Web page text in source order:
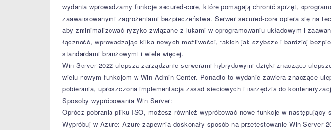
wydania wprowadzamy funkcje secured-core, które pomagają chronić sprzęt,
zaawansowanymi zagrożeniami bezpieczeństwa. Serwer secured-core opiera się na
aby zminimalizować ryzyko związane z lukami w oprogramowaniu układowym i
łączność, wprowadzając kilka nowych możliwości, takich jak szybsze i bardziej
standardami branżowymi i wiele więcej.
Win Server 2022 ulepsza zarządzanie serwerami hybrydowymi dzięki znacząco
wielu nowym funkcjom w Win Admin Center. Ponadto to wydanie zawiera znaczące
pobierania, uproszczona implementacja zasad sieciowych i narzędzia do
Sposoby wypróbowania Win Server:
Oprócz pobrania pliku ISO, możesz również wypróbować nowe funkcje w następujący
Wypróbuj w Azure: Azure zapewnia doskonały sposób na przetestowanie Win Server